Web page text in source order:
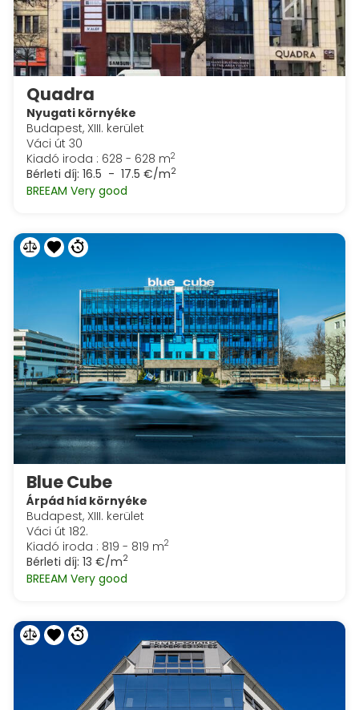
Quadra
Nyugati környéke
Budapest, XIII. kerület
Váci út 30
Kiadó iroda : 628 - 628 m2
Bérleti díj: 16.5 - 17.5 €/m2
BREEAM Very good
Blue Cube
Árpád híd környéke
Budapest, XIII. kerület
Váci út 182.
Kiadó iroda : 819 - 819 m2
Bérleti díj: 13 €/m2
BREEAM Very good